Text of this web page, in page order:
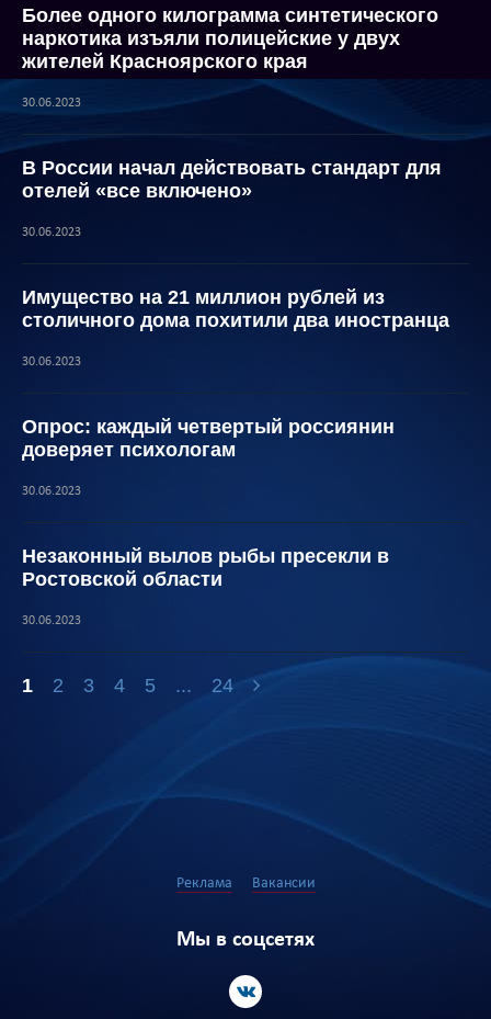
Более одного килограмма синтетического
наркотика изъяли полицейские у двух
жителей Красноярского края
30.06.2023
В России начал действовать стандарт для
отелей «все включено»
30.06.2023
Имущество на 21 миллион рублей из
столичного дома похитили два иностранца
30.06.2023
Опрос: каждый четвертый россиянин
доверяет психологам
30.06.2023
Незаконный вылов рыбы пресекли в
Ростовской области
30.06.2023
1 2 3 4 5 ... 24
Реклама Вакансии
Мы в соцсетях